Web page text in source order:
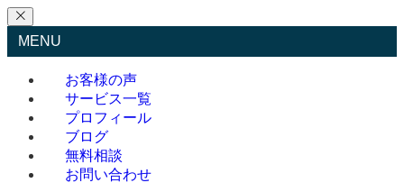
MENU
お客様の声
サービス一覧
プロフィール
ブログ
無料相談
お問い合わせ